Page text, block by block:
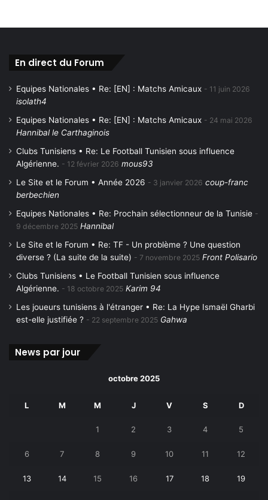
En direct du Forum
Equipes Nationales • Re: [EN] : Matchs Amicaux 11 juin 2026
isolath4
Equipes Nationales • Re: [EN] : Matchs Amicaux
24 mai 2026
Hannibal le Carthaginois
Clubs Tunisiens • Re: Le Football Tunisien sous influence
Algérienne.
12 février 2026 mous93
Le Site et le Forum • Année 2026
3 janvier 2026 coup-franc
berbechien
Equipes Nationales • Re: Prochain sélectionneur de la Tunisie
9 décembre 2025 Hannibal
Le Site et le Forum • Re: TF - Un problème ? Une question
diverse ? (La suite de la suite)
7 novembre 2025 Front Polisario
Clubs Tunisiens • Le Football Tunisien sous influence
Algérienne.
18 octobre 2025 Karim 94
Les joueurs tunisiens à l'étranger • Re: La Hype Ismaël Gharbi
est-elle justifiée ?
22 septembre 2025 Gahwa
News par jour
octobre 2025
L M M J V S D
1 2 3 4 5
6 7 8 9 10 11 12
13 14 15 16 17 18 19